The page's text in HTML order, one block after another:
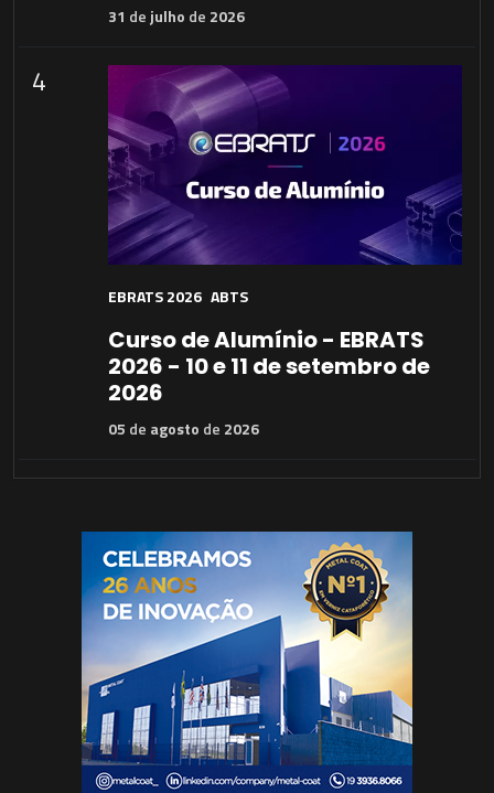
31 dejulho de 2026
4
EBRATS 2026 ABTS
Curso de Alumínio - EBRATS
2026 - 10 e 11 de setembro de
2026
05 de agosto de 2026